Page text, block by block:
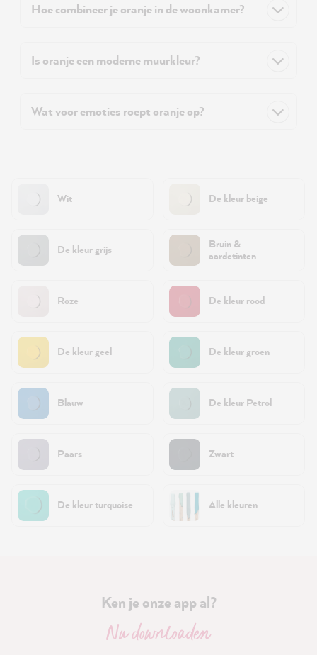
Hoe combineer je oranje in de woonkamer?
Is oranje een moderne muurkleur?
Wat voor emoties roept oranje op?
Wit De kleur beige
De kleur grijs
Bruin &
aardetinten
Roze De kleur rood
De kleur geel De kleur groen
Blauw De kleur Petrol
Paars Zwart
De kleur turquoise Alle kleuren
Ken je onze app al?
Nu downloaden